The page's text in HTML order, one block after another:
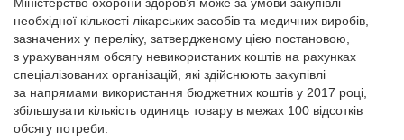
необхідної кількості лікарських засобів та медичних виробів,
зазначених у переліку, затвердженому цією постановою,
з урахуванням обсягу невикористаних коштів на рахунках
спеціалізованих організацій, які здійснюють закупівлі
за напрямами використання бюджетних коштів у 2017 році,
збільшувати кількість одиниць товару в межах 100 відсотків
обсягу потреби